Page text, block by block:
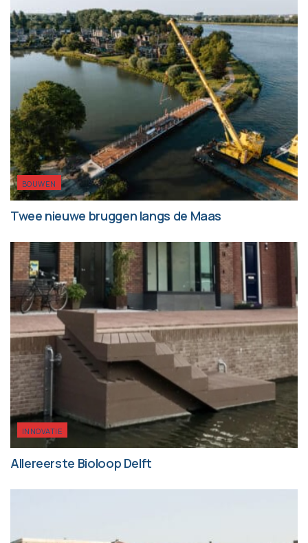
BOUWEN
Twee nieuwe bruggen langs de Maas
INNOVATIE
Allereerste Bioloop Delft